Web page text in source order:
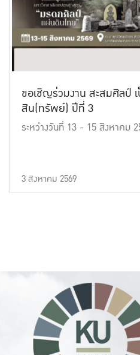
ขอเชิญร่วมงาน สะสมศิลป์
สิน(ทรัพย์) ปีที่ 3
ระหว่างวันที่ 13 - 15 สิงหาคม
3 สิงหาคม 2569